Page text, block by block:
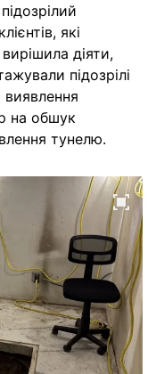
які
діяти,
підозрілі
виявлення
на обшук
тунелю.